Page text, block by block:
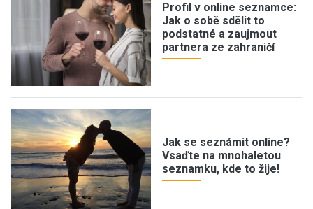
Profil v online seznamce:
Jak o sobě sdělit to
podstatné a zaujmout
partnera ze zahraničí
Jak se seznámit online?
Vsaďte na mnohaletou
seznamku, kde to žije!